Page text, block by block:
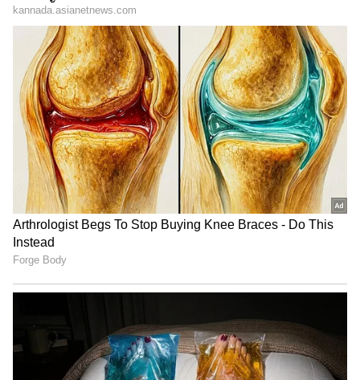
ಆಮೀರ್ ಖಾನ್ 'ದಂಗಲ್' ಸಿನಿಮಾದ ಕಲೆಕ್ಷನ್ ಬ್ರೇಕ್
ಮಾಡಿದ 'ಕೆಜಿಎಫ್-2'
"ರಾಜಕೀಯ ಬೇಡ, ಸಿನಿಮಾನೇ ಪ್ರಾಣ":
ಕನಕೋತ್ಸವದಲ್ಲಿ ರಿಷಬ್ ಶೆಟ್ಟಿ | Rishab
Shetty speech | Suvarna News
ಶೇ.50 ರಿಂದ ಶೇ.18 ಕ್ಕೆ TAX ಇಳಿಕೆ: ಮೋದಿ-
ಟ್ರಂಪ್ ಐತಿಹಾಸಿಕ ಒಪ್ಪಂದ | India US
Trade Deal | Party Rounds